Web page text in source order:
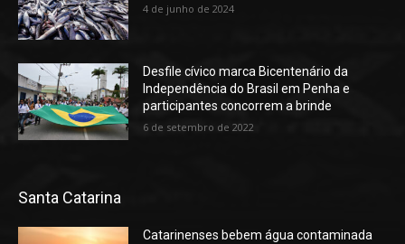
4 de junho de 2024
Desfile cívico marca Bicentenário da
Independência do Brasil em Penha e
participantes concorrem a brinde
6 de setembro de 2022
Santa Catarina
Catarinenses bebem água contaminada